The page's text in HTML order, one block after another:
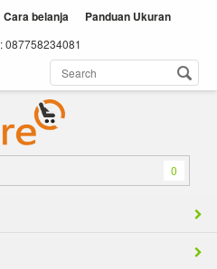
Cara belanja
Panduan Ukuran
: 087758234081
0